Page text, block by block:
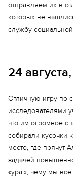
отправляем их в
которых не
службу
24
Отличную игру по
исследователями
что им огромное
собирали кусочки
место, где прячут
задачей
«ура!», чему мы